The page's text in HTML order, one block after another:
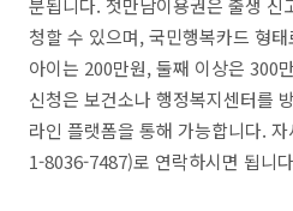
분됩니다. 첫만남이용권은 출생 신
청할 수 있으며, 국민행복카드 형
아이는 200만원, 둘째 이상은 300
신청은 보건소나 행정복지센터를
라인 플랫폼을 통해 가능합니다.
1-8036-7487)로 연락하시면 됩니